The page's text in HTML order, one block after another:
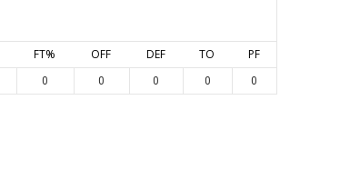
FT% OFF DEF TO PF
0 0 0 0 0